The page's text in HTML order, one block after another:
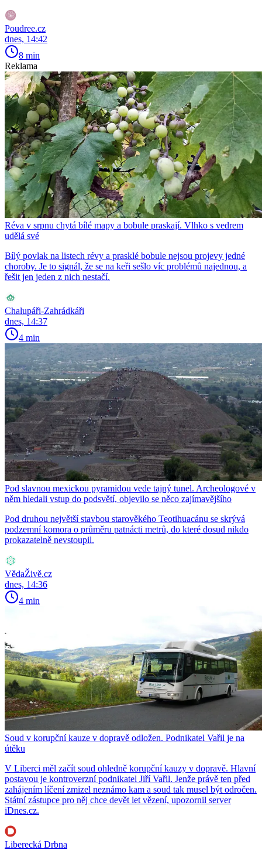
Poudree.cz
dnes, 14:42
8 min
Reklama
Réva v srpnu chytá bílé mapy a bobule praskají. Vlhko s vedrem
udělá své
Bílý povlak na listech révy a prasklé bobule nejsou projevy jedné
choroby. Je to signál, že se na keři sešlo víc problémů najednou, a
řešit jen jeden z nich nestačí.
Chalupáři-Zahrádkáři
dnes, 14:37
4 min
Pod slavnou mexickou pyramidou vede tajný tunel. Archeologové v
něm hledali vstup do podsvětí, objevilo se něco zajímavějšího
Pod druhou největší stavbou starověkého Teotihuacánu se skrývá
podzemní komora o průměru patnácti metrů, do které dosud nikdo
prokazatelně nevstoupil.
VědaŽivě.cz
dnes, 14:36
4 min
Soud v korupční kauze v dopravě odložen. Podnikatel Vařil je na
útěku
V Liberci měl začít soud ohledně korupční kauzy v dopravě. Hlavní
postavou je kontroverzní podnikatel Jiří Vařil. Jenže právě ten před
zahájením líčení zmizel neznámo kam a soud tak musel být odročen.
Státní zástupce pro něj chce devět let vězení, upozornil server
iDnes.cz.
Liberecká Drbna